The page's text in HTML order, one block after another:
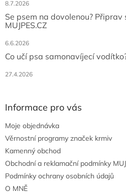
8.7.2026
Se psem na dovolenou? Připrav
MUJPES.CZ
6.6.2026
Co učí psa samonavíjecí
27.4.2026
Informace pro vás
Moje objednávka
Věrnostní programy značek krmiv
Kamenný obchod
Obchodní a reklamační podmínky
Podmínky ochrany osobních údajů
O MNĚ